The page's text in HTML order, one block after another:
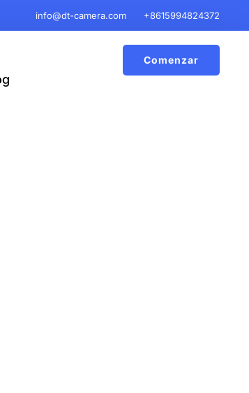
info@dt-camera.com +8615994824372
Comenzar